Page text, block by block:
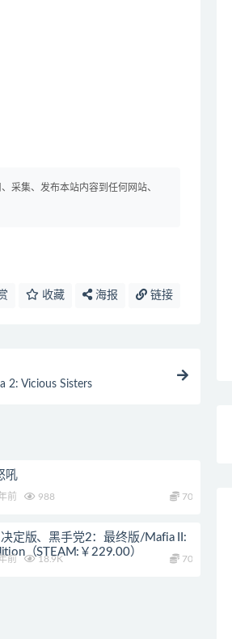
采集、发布本站内容到任何网站、
收藏 海报 链接
2: Vicious Sisters
吼
前 988 70
定版、黑手党2：最终版/Mafia II:
（STEAM:￥229.00）
前 18.9K 70